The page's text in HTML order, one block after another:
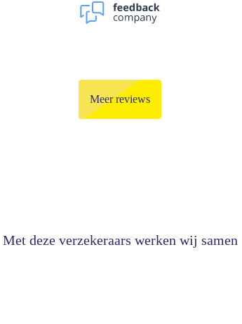
Meer reviews
Met deze verzekeraars werken wij samen